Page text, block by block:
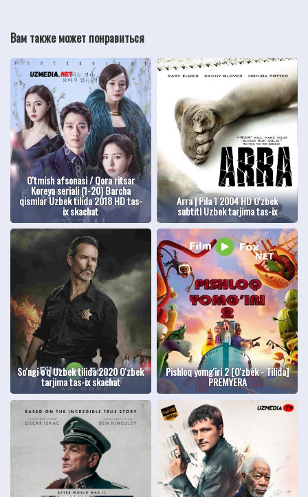
Вам также может понравиться
O'tmish afsonasi / Qora ritsar
Koreya seriali (1-20) Barcha
qismlar Uzbek tilida 2018 HD tas-
ix skachat
Arra | Pila 1 2004 HD O'zbek
subtitl Uzbek tarjima tas-ix
So'ngi o'q Uzbek tilida 2020 O'zbek
tarjima tas-ix skachat
Pishloq yomg'iri 2 [O'zbek - Tilida]
PREMYERA